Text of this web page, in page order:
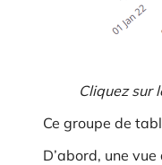
Cliquez sur
Ce groupe de
D’abord, une vue